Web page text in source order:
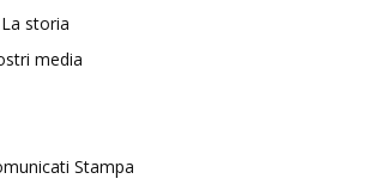
storia
media
Stampa